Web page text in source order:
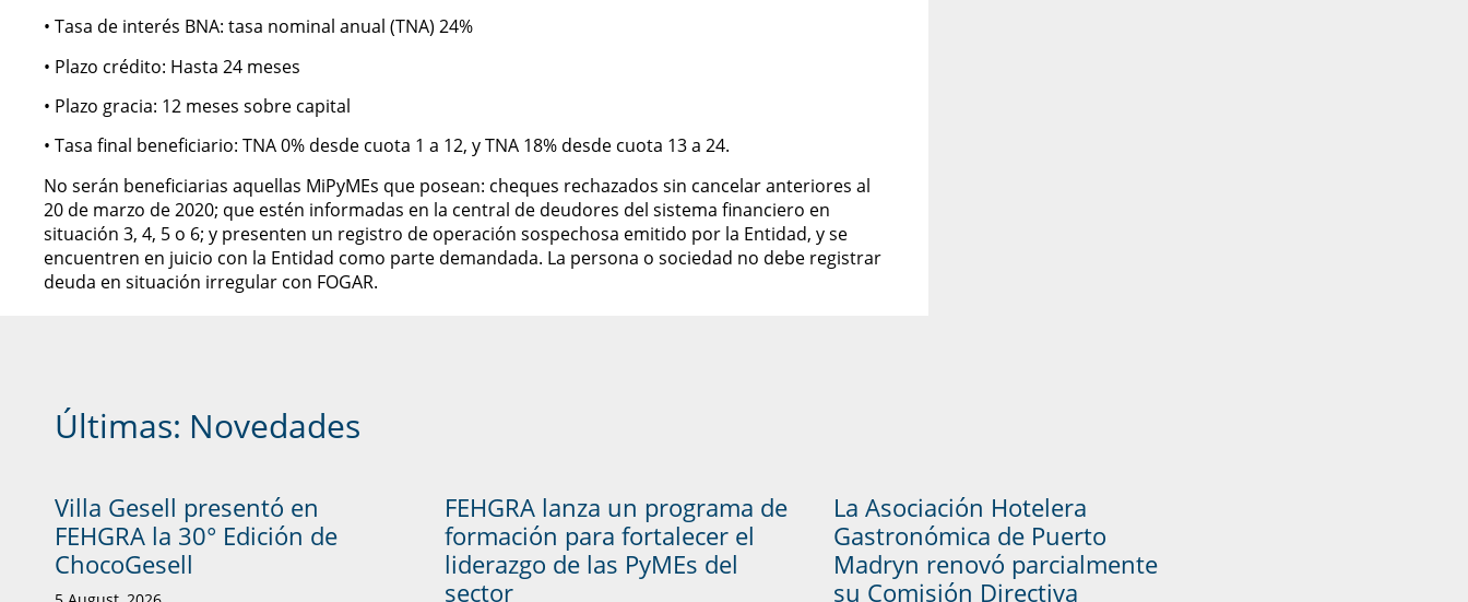
• Tasa de interés BNA: tasa nominal anual (TNA) 24%
• Plazo crédito: Hasta 24 meses
• Plazo gracia: 12 meses sobre capital
• Tasa final beneficiario: TNA 0% desde cuota 1 a 12, y TNA 18% desde cuota 13 a 24.
No serán beneficiarias aquellas MiPyMEs que posean: cheques rechazados sin cancelar anteriores al
20 de marzo de 2020; que estén informadas en la central de deudores del sistema financiero en
situación 3, 4, 5 o 6; y presenten un registro de operación sospechosa emitido por la Entidad, y se
encuentren en juicio con la Entidad como parte demandada. La persona o sociedad no debe registrar
deuda en situación irregular con FOGAR.
Últimas: Novedades
Villa Gesell presentó en
FEHGRA la 30° Edición de
ChocoGesell
FEHGRA lanza un programa de
formación para fortalecer el
liderazgo de las PyMEs del
sector
La Asociación Hotelera
Gastronómica de Puerto
Madryn renovó parcialmente
su Comisión Directiva